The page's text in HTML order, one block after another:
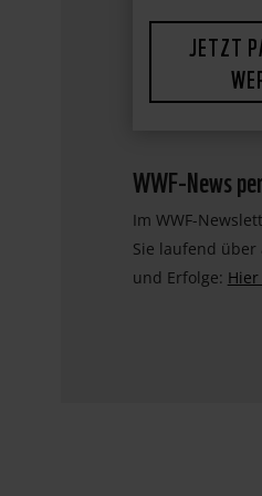
JETZT
WWF-News
Im WWF-
Sie laufend über
und Erfolge: